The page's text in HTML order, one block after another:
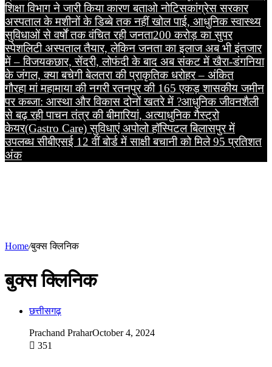
शिक्षा विभाग ने जारी किया कारण बताओ नोटिसकांग्रेस सरकार
अस्पताल के मशीनों के डिब्बे तक नहीं खोल पाई, आधुनिक स्वास्थ्य
सुविधाओं से वर्षों तक वंचित रही जनता200 करोड़ का सुपर
स्पेशलिटी अस्पताल तैयार, लेकिन जनता का इलाज अब भी इंतजार
में – विजयकछार, सेंदरी, लोफंदी के बाद अब संकट में खैरा-डंगनिया
के जंगल, क्या बचेगी बेलतरा की प्राकृतिक धरोहर – अंकित
गौरहामां महामाया की नगरी रतनपुर की 165 एकड़ शासकीय जमीन
पर कब्जा: आस्था और विकास दोनों खतरे में ?आधुनिक जीवनशैली
से बढ़ रही पाचन तंत्र की बीमारियां, अत्याधुनिक गैस्ट्रो
केयर(Gastro Care) सुविधाएं अपोलो हॉस्पिटल बिलासपुर में
उपलब्धसीबीएसई 12 वीं बोर्ड में साक्षी बचानी को मिले 95 प्रतिशत
अंक
Home/बुक्स क्लिनिक
बुक्स क्लिनिक
छत्तीसगढ़
Prachand PraharOctober 4, 2024
351